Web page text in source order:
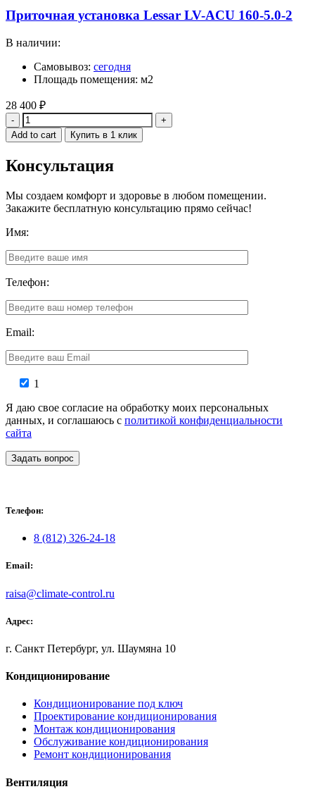
Приточная установка Lessar LV-ACU 160-5.0-2
В наличии:
Самовывоз: сегодня
Площадь помещения: м2
28 400 ₽
Quantity
Add to cart Купить в 1 клик
Консультация
Мы создаем комфорт и здоровье в любом помещении.
Закажите бесплатную консультацию прямо сейчас!
Имя:
Телефон:
Email:
1
Я даю свое согласие на обработку моих персональных
данных, и соглашаюсь с политикой конфиденциальности
сайта
Задать вопрос
Телефон:
8 (812) 326-24-18
Email:
raisa@climate-control.ru
Адрес:
г. Санкт Петербург, ул. Шаумяна 10
Кондиционирование
Кондиционирование под ключ
Проектирование кондиционирования
Монтаж кондиционирования
Обслуживание кондиционирования
Ремонт кондиционирования
Вентиляция